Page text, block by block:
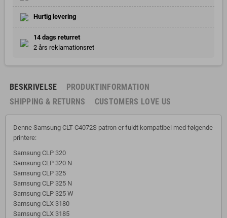
Hurtig levering
14 dags returret
2 års reklamationsret
BESKRIVELSE
PRODUKTINFORMATION
SHIPPING & RETURNS
CUSTOMERS LOVE US
Denne Samsung CLT-C4072S patron er fuldt kompatibel med følgende
printere:
Samsung CLP 320
Samsung CLP 320 N
Samsung CLP 325
Samsung CLP 325 N
Samsung CLP 325 W
Samsung CLX 3180
Samsung CLX 3185